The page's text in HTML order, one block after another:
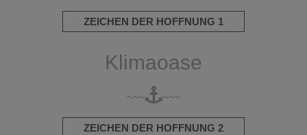
ZEICHEN DER HOFFNUNG 1
Klimaoase
~~~ ~~~
ZEICHEN DER HOFFNUNG 2